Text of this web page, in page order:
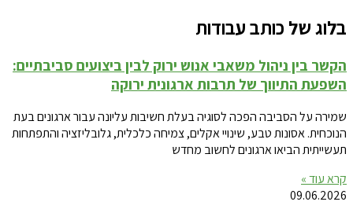
בלוג של כותב עבודות
הקשר בין ניהול משאבי אנוש ירוק לבין ביצועים סביבתיים:
השפעת התיווך של תרבות ארגונית ירוקה
שמירה על הסביבה הפכה לסוגיה בעלת חשיבות עליונה עבור ארגונים בעת
הנוכחית. אסונות טבע, שינויי אקלים, צמיחה כלכלית, גלובליזציה והתפתחות
תעשייתית הביאו ארגונים לחשוב מחדש
קרא עוד »
09.06.2026